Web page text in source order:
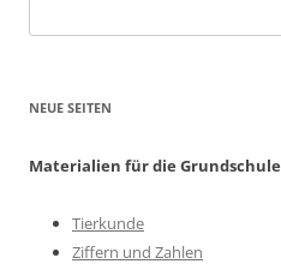
nach:
NEUE SEITEN
Materialien für die Grundschule
Tierkunde
Ziffern und Zahlen